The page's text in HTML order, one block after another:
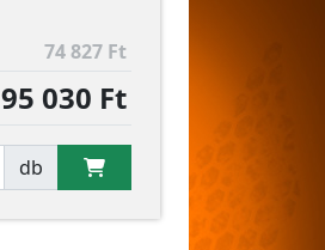
74 827 Ft
95 030 Ft
db